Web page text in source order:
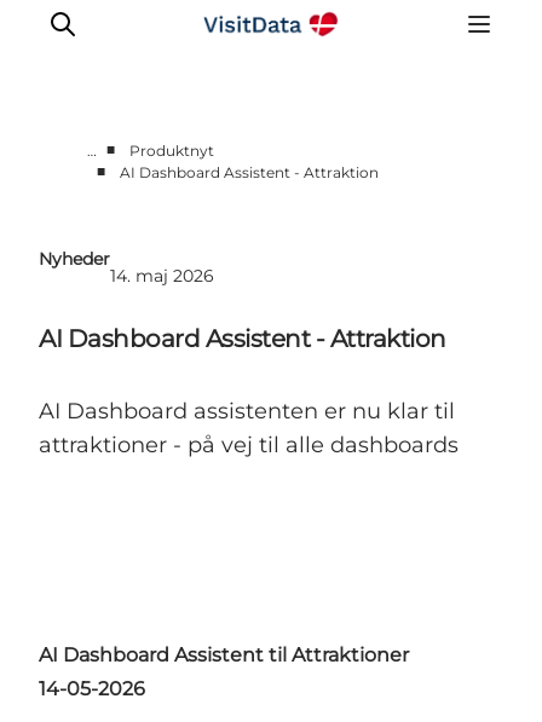
Kom på VisitData
… ■
Produktnyt
■
AI Dashboard Assistent - Attraktion
Nyheder
14. maj 2026
AI Dashboard Assistent - Attraktion
AI Dashboard assistenten er nu klar til
attraktioner - på vej til alle dashboards
AI Dashboard Assistent til Attraktioner
14-05-2026